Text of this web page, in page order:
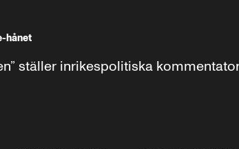
hånet
ställer inrikespolitiska